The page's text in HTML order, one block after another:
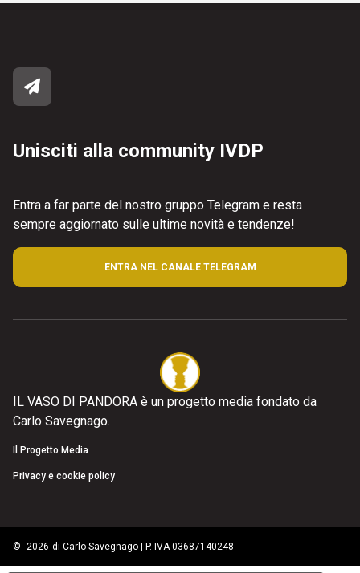
Unisciti alla community IVDP
Entra a far parte del nostro gruppo Telegram e resta
sempre aggiornato sulle ultime novità e tendenze!
ENTRA NEL CANALE TELEGRAM
IL VASO DI PANDORA è un progetto media fondato da
Carlo Savegnago.
Il Progetto Media
Privacy e cookie policy
© 2026 di Carlo Savegnago | P. IVA 03687140248